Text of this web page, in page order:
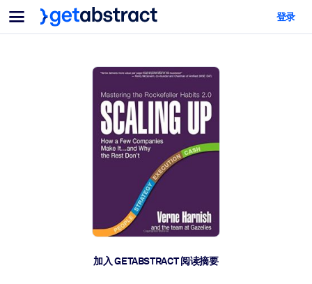
菜单
面向团队与管理者
为您的员工配备关键的人工智能技能。
帮助您的管理者为未来的工作时代做好准备。
让团队更轻松地共同学习、解决实际问题并更快采取行动。
培养您的员工应对未来挑战所需的技能。
面向人工智能系统
登录
加入 GETABSTRACT 阅读摘要